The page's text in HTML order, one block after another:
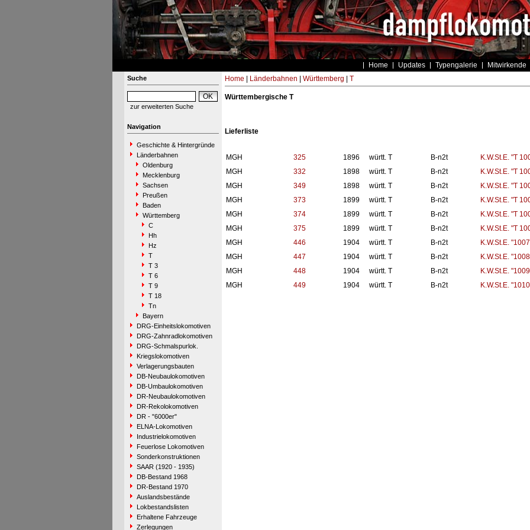
Home Updates Typengalerie Mitwirkende
Suche
zur erweiterten Suche
Navigation
Geschichte & Hintergründe
Länderbahnen
Oldenburg
Mecklenburg
Sachsen
Preußen
Baden
Württemberg
C
Hh
Hz
T
T 3
T 6
T 9
T 18
Tn
Bayern
DRG-Einheitslokomotiven
DRG-Zahnradlokomotiven
DRG-Schmalspurlok.
Kriegslokomotiven
Verlagerungsbauten
DB-Neubaulokomotiven
DB-Umbaulokomotiven
DR-Neubaulokomotiven
DR-Rekolokomotiven
DR - "6000er"
ELNA-Lokomotiven
Industrielokomotiven
Feuerlose Lokomotiven
Sonderkonstruktionen
SAAR (1920 - 1935)
DB-Bestand 1968
DR-Bestand 1970
Auslandsbestände
Lokbestandslisten
Erhaltene Fahrzeuge
Zerlegungen
Home Länderbahnen Württemberg T
Württembergische T
Lieferliste
MGH 325 1896 württ. T B-n2t
K.W.St.E. "T
MGH
332 1898 württ. T B-n2t
K.W.St.E. "T
MGH
349 1898 württ. T B-n2t
K.W.St.E. "T
MGH
373 1899 württ. T B-n2t
K.W.St.E. "T
MGH
374 1899 württ. T B-n2t
K.W.St.E. "T
MGH
375 1899 württ. T B-n2t
K.W.St.E. "T
MGH
446 1904 württ. T B-n2t
K.W.St.E.
MGH
447 1904 württ. T B-n2t
K.W.St.E.
MGH
448 1904 württ. T B-n2t
K.W.St.E.
MGH
449 1904 württ. T B-n2t K.W.St.E.